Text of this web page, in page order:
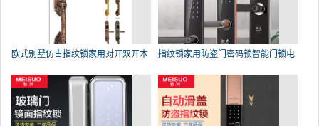
欧式别墅仿古指纹锁家用对开双开木 指纹锁家用防盗门密码锁智能门锁电